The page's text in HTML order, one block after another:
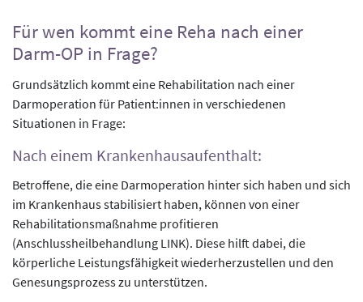
Für wen kommt eine Reha nach einer
Darm-OP in Frage?
Grundsätzlich kommt eine Rehabilitation nach einer
Darmoperation für Patient:innen in verschiedenen
Situationen in Frage:
Nach einem Krankenhausaufenthalt:
Betroffene, die eine Darmoperation hinter sich haben und sich
im Krankenhaus stabilisiert haben, können von einer
Rehabilitationsmaßnahme profitieren
(Anschlussheilbehandlung LINK). Diese hilft dabei, die
körperliche Leistungsfähigkeit wiederherzustellen und den
Genesungsprozess zu unterstützen.